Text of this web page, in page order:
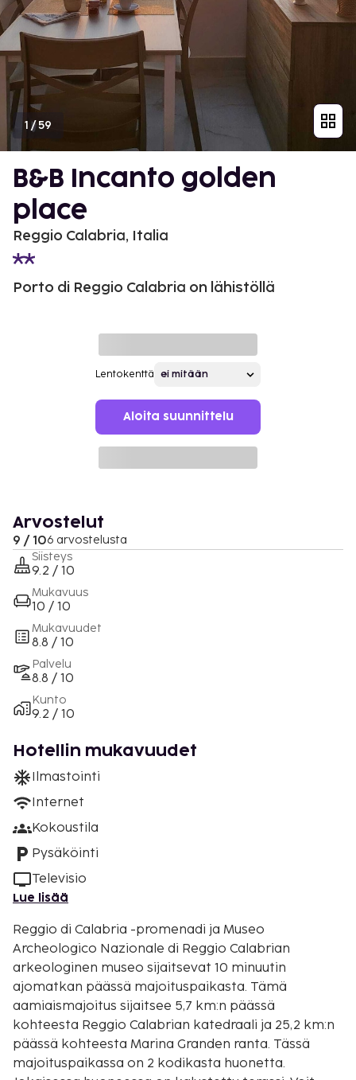
1 /59
B&B Incanto golden
place
Reggio Calabria, Italia
Porto di Reggio Calabria on lähistöllä
Lentokenttä
Aloita suunnittelu
Arvostelut
9 / 106 arvostelusta
Siisteys
9.2 / 10
Mukavuus
10 / 10
Mukavuudet
8.8 / 10
Palvelu
8.8 / 10
Kunto
9.2 / 10
Hotellin mukavuudet
Ilmastointi
Internet
Kokoustila
Pysäköinti
Televisio
Lue lisää
Reggio di Calabria -promenadi ja Museo
Archeologico Nazionale di Reggio Calabrian
arkeologinen museo sijaitsevat 10 minuutin
ajomatkan päässä majoituspaikasta. Tämä
aamiaismajoitus sijaitsee 5,7 km:n päässä
kohteesta Reggio Calabrian katedraali ja 25,2 km:n
päässä kohteesta Marina Granden ranta. Tässä
majoituspaikassa on 2 kodikasta huonetta.